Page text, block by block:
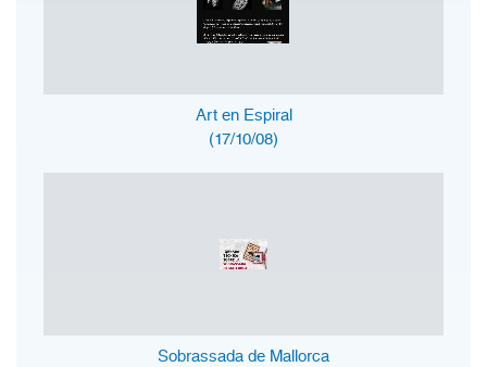
Art en Espiral
(17/10/08)
Sobrassada de Mallorca